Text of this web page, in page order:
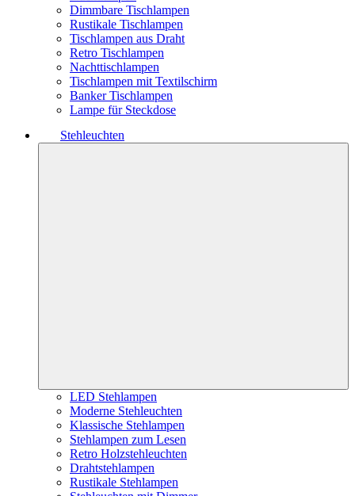
Dimmbare Tischlampen
Rustikale Tischlampen
Tischlampen aus Draht
Retro Tischlampen
Nachttischlampen
Tischlampen mit Textilschirm
Banker Tischlampen
Lampe für Steckdose
Stehleuchten
LED Stehlampen
Moderne Stehleuchten
Klassische Stehlampen
Stehlampen zum Lesen
Retro Holzstehleuchten
Drahtstehlampen
Rustikale Stehlampen